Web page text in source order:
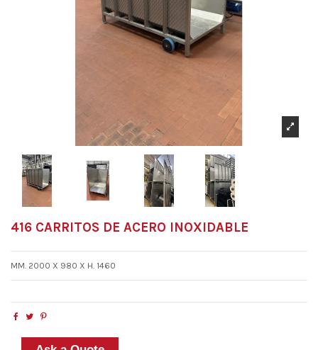
416 CARRITOS DE ACERO INOXIDABLE
MM. 2000 X 980 X H. 1460